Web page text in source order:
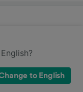
to English